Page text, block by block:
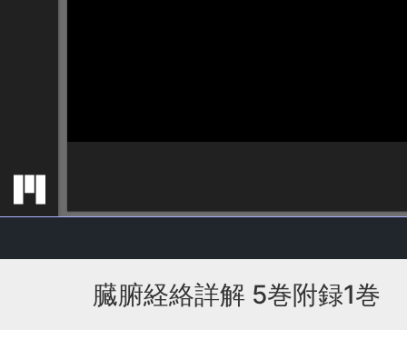
臓腑経絡詳解 5巻附録1巻